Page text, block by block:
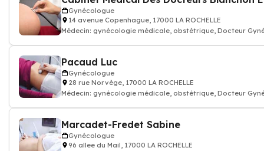
Gynécologue
14 avenue Copenhague, 17000 LA ROCHELLE
Médecin: gynécologie médicale, obstétrique, Docteur
Pacaud Luc
Gynécologue
28 rue Norvège, 17000 LA ROCHELLE
Médecin: gynécologie médicale, obstétrique, Docteur
Marcadet-Fredet Sabine
Gynécologue
96 allee du Mail, 17000 LA ROCHELLE